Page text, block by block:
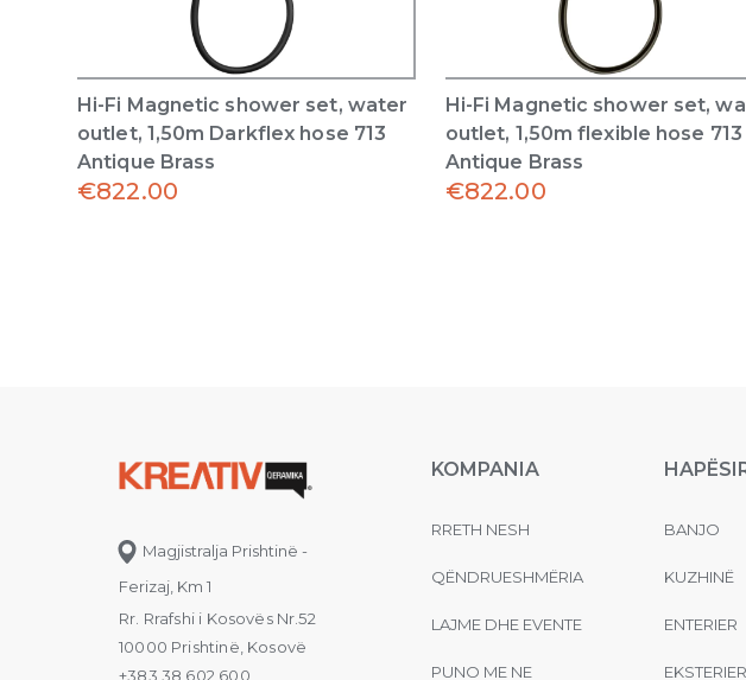
Hi-Fi Magnetic shower set, water
outlet, 1,50m Darkflex hose 713
Antique Brass
€822.00
Hi-Fi Magnetic shower set,
outlet, 1,50m flexible hose 713
Antique Brass
€822.00
Magjistralja Prishtinë -
Ferizaj, Km 1
Rr. Rrafshi i Kosovës Nr.52
10000 Prishtinë, Kosovë
+383 38 602 600
KOMPANIA
RRETH NESH
QËNDRUESHMËRIA
LAJME DHE EVENTE
PUNO ME NE
BANJO
KUZHINË
ENTERIER
EKSTERIER